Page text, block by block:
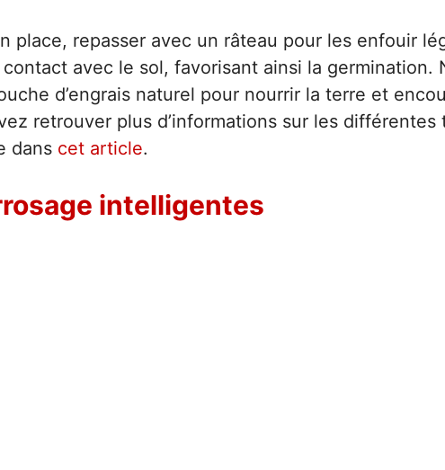
place, repasser avec un râteau pour les enfouir
avec le sol, favorisant ainsi la germination.
d’engrais naturel pour nourrir la terre et
retrouver plus d’informations sur les différentes
dans cet article.
intelligentes